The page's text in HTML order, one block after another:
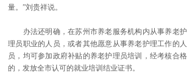
量。”刘贵祥说。
办法还明确，在苏州市养老服务机构内从事养老护
理员职业的人员，或者其他愿意从事养老护理工作的人
员，均可参加政府补贴的养老护理员培训，经考核合格
的，发放全市认可的就业培训结业证书。